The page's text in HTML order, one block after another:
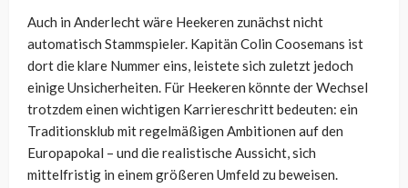
Auch in Anderlecht wäre Heekeren zunächst nicht
automatisch Stammspieler. Kapitän Colin Coosemans ist
dort die klare Nummer eins, leistete sich zuletzt jedoch
einige Unsicherheiten. Für Heekeren könnte der Wechsel
trotzdem einen wichtigen Karriereschritt bedeuten: ein
Traditionsklub mit regelmäßigen Ambitionen auf den
Europapokal – und die realistische Aussicht, sich
mittelfristig in einem größeren Umfeld zu beweisen.